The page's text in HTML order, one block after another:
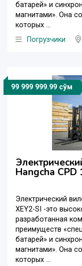
батарей» и
магнитами». Она
которых ...
Погрузчики
99 999 999.99 сўм
Hangcha CPD
Электрический
XEY2-SI -это
разработанная
преимуществ
батарей» и
магнитами». Она
которых ...